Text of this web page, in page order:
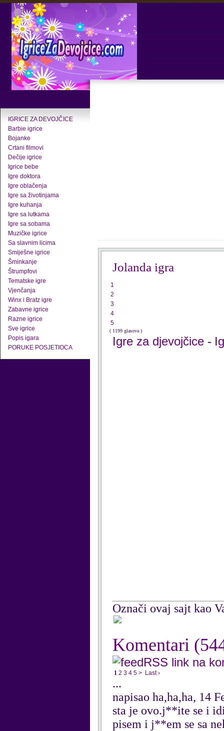
IGRICE ZA DEVOJČICE
Barbie igrice
Bojanke
Crtani filmovi
Dečije igrice
Igrice bebe
Igre doktora
Igre oblačenja
Igre sa životinjama
Igre kuhanja
Igre sa lutkama
Igre sa sobama
Muzičke igrice
Sa slavnim licima
Smiješne igrice
Šminkanje
Štrumpfovi
Tematske igre
Vjenčanja
Winx i Bratz igre
Zabavne igrice
Razne igrice
Sve igrice
Popis igara
PORUKE POSJETIOCA
Jolanda igra
1
2
3
4
5
( 1199 glasova )
Igre za djevojčice -
Označi ovaj sajt kao
Komentari
RSS link na
1 2 3 4 5 > Last ›
...
napisao ha,ha,ha, 14
sta je ovo.j**ite se i
pisem i j**em se sa